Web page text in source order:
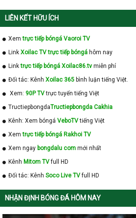
LIÊN KẾT HỮU ÍCH
Xemtrực tiếp bóngá Vaoroi TV
Link Xoilac TV trực tiếp bóngá hôm nay
Linktrực tiếp bóngá Xoilac86.tv miễn phí
Đối tác: Kênh Xoilac 365 bình luận tiếng Việt.
Xem: 90P TVtrực tuyến tiếng Việt
TructiepbongdaTructiepbongda Cakhia
Kênh: Xem bóngá VeboTVtiếng Việt
Xemtrực tiếp bóngá Rakhoi TV
Xem ngay bongdalu com mới nhất
Kênh Mitom TVfull HD
Đối tác: Kênh Soco Live TVfull HD
NHẬN ĐỊNH BÓNG ĐÁ HÔM NAY